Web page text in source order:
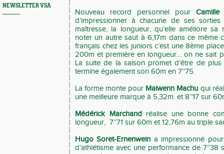
NEWSLETTER VSA
Nouveau record personnel pour
d’impressionner à chacune de ses
maîtresse, la longueur, qu’elle améliore
noter un autre saut à 6,17m dans ce même
français chez les juniors c’est une 8ème
200m et première en longueur… on ne sait
La suite de la saison promet d’être de plus
termine également son 60m en 7’’75.
La forme monte pour Maiwenn Machu qui
une meilleure marque à 5,32m. et 8’’17 sur
Médérick Marchand réalise une bonne
longueur, 7’’71 sur 60m et 12,76m au triple
Hugo Soret-Ernenwein a impressionné
d’athlétisme avec une performance de